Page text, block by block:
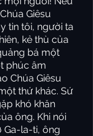
Giêsu
tin tôi, người ta
kẻ thù của
bá một
phúc âm
Chúa Giêsu
thứ khác. Sứ
khó khăn
ông. Khi nói
Ga-la-ti, ông